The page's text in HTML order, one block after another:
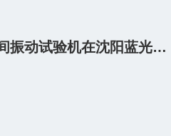
中科环试品牌四度空间振动试验机在沈阳蓝光科技验收！